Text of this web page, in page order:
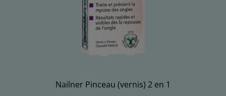
Nailner Pinceau (vernis) 2 en 1